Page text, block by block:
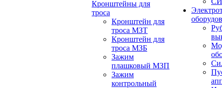
Кронштейны для
троса
Кронштейн для
троса МЗТ
Кронштейн для
троса МЗБ
Зажим
плашковый MЗП
Зажим
контрольный